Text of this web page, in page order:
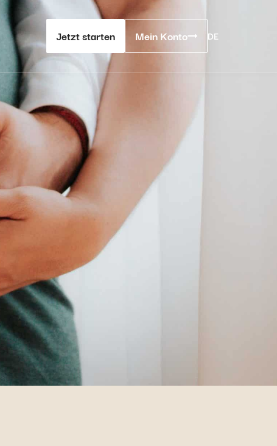
Jetzt starten Mein Konto DE